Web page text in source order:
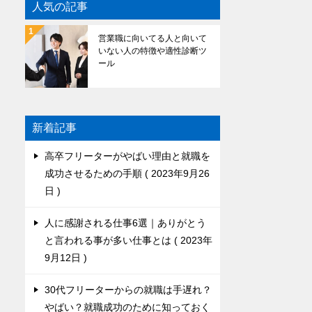
人気の記事
営業職に向いてる人と向いて
いない人の特徴や適性診断ツ
ール
新着記事
高卒フリーターがやばい理由と就職を
成功させるための手順
2023年9月26
日
人に感謝される仕事6選｜ありがとう
と言われる事が多い仕事とは
2023年
9月12日
30代フリーターからの就職は手遅れ？
やばい？就職成功のために知っておく